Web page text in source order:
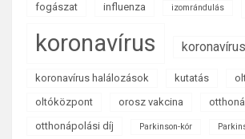
fogászat influenza izomrándulás
koronavírus
koronavírus halálozások kutatás
oltóközpont
orosz vakcina
otthonápolási díj
Parkinson-kór